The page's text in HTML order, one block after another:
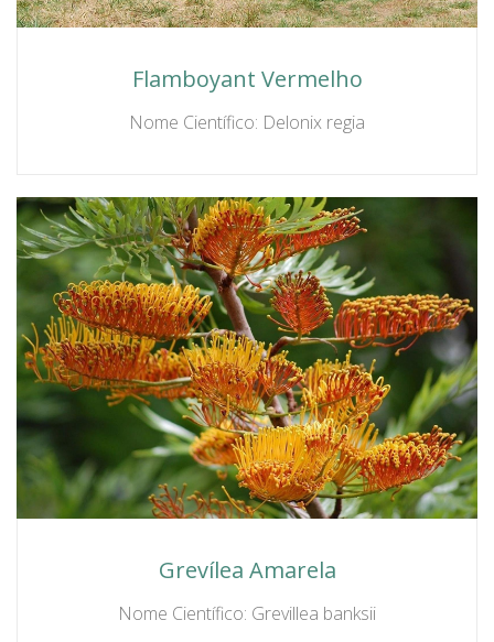
Flamboyant Vermelho
Nome Científico: Delonix regia
Grevílea Amarela
Nome Científico: Grevillea banksii